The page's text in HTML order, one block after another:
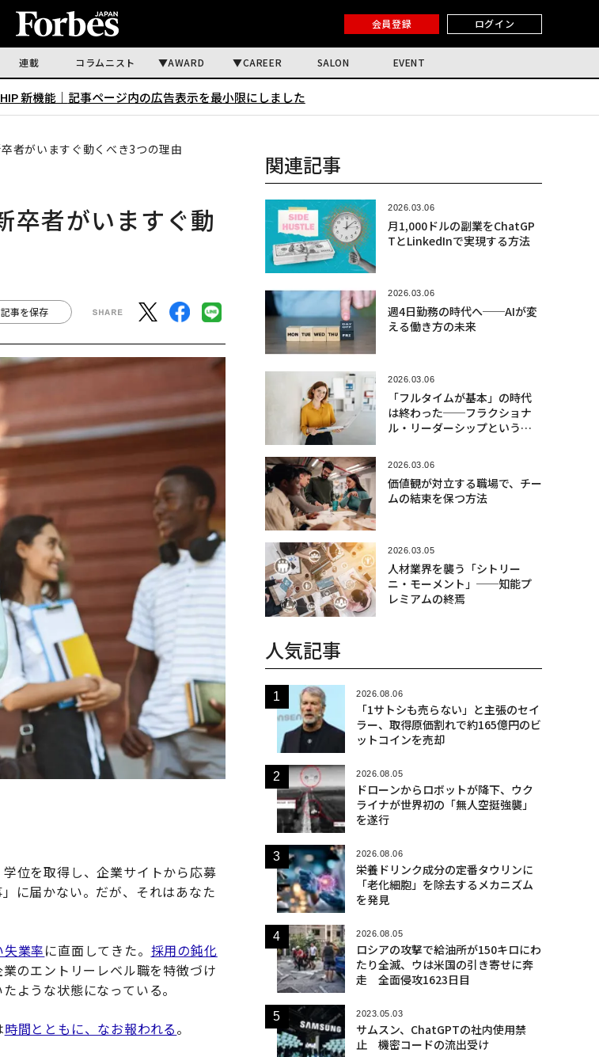
会員登録 ログイン
連載 コラムニスト AWARD CAREER SALON EVENT
新機能｜ 記事ページ内の広告表示を最小限にしました
者がいますぐ動くべき3つの理由
卒者がいますぐ動
記事を保存
位を取得し、企業サイトから応募
に届かない。だが、それはあなた
業率に直面してきた。 採用の鈍化
のエントリーレベル職を特徴づけ
ような状態になっている。
時間とともに、なお報われる。
関連記事
2026.03.06
月1,000ドルの副業をChatGP
TとLinkedInで実現する方法
2026.03.06
週4日勤務の時代へ──AIが変
える働き方の未来
2026.03.06
「フルタイムが基本」の時代
は終わった──フラクショナ
ル・リーダーシップという選
2026.03.06
価値観が対立する職場で、チー
ムの結束を保つ方法
2026.03.05
人材業界を襲う「シトリー
ニ・モーメント」──知能プ
レミアムの終焉
人気記事
2026.08.06
「1サトシも売らない」と主張のセイ
ラー、取得原価割れで約165億円のビ
ットコインを売却
2026.08.05
ドローンからロボットが降下、ウク
ライナが世界初の「無人空挺強襲」
を遂行
2026.08.06
栄養ドリンク成分の定番タウリンに
「老化細胞」を除去するメカニズム
を発見
2026.08.05
ロシアの攻撃で給油所が150キロにわ
たり全滅、ウは米国の引き寄せに奔
走 全面侵攻1623日目
2023.05.03
サムスン、ChatGPTの社内使用禁
止 機密コードの流出受け